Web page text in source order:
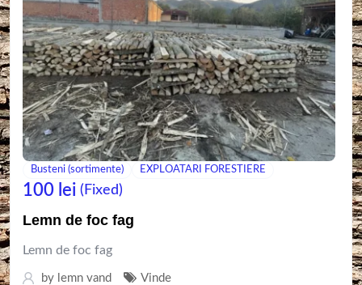
Busteni (sortimente) EXPLOATARI FORESTIERE
100 lei (Fixed)
Lemn de foc fag
Lemn de foc fag
by lemn vand Vinde